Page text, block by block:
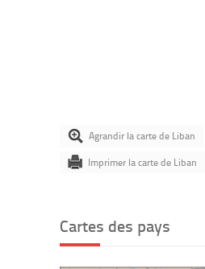
Agrandir la carte de Liban
Imprimer la carte de Liban
Cartes des pays